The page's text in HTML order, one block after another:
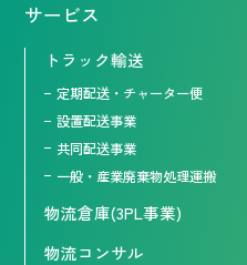
サービス
トラック輸送
定期配送・チャーター便
設置配送事業
共同配送事業
一般・産業廃棄物処理運搬
物流倉庫(3PL事業)
物流コンサル